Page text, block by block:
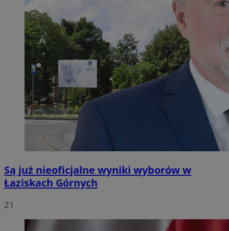
Są już nieoficjalne wyniki wyborów w
Łaziskach Górnych
21